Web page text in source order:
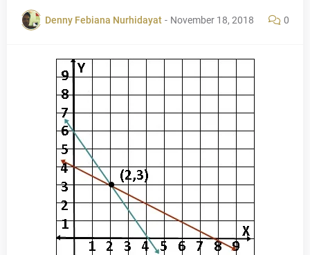
Denny Febiana Nurhidayat - November 18, 2018 0